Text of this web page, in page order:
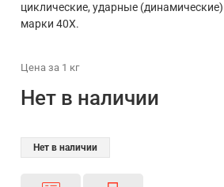
циклические, ударные
марки 40Х.
Цена за 1 кг
Нет в наличии
Нет в наличии